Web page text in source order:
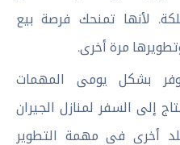
لأنها تمنحك فرصة بيع
مرة أخرى.
بشكل يومى المهمات
إلى السفر لمنازل الجيران
أخرى فى مهمة التطوير